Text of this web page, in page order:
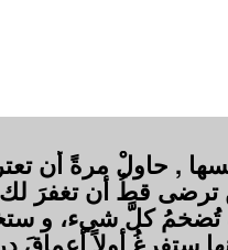
, حاولْ مرةً أن
ترضى قطُ أن تغفرَ
تُضخمُ كلَّ شيء، و